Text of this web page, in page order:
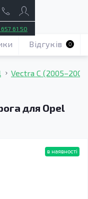
61 50
Vectra C
для Opel
Відгуків 0
в наявності